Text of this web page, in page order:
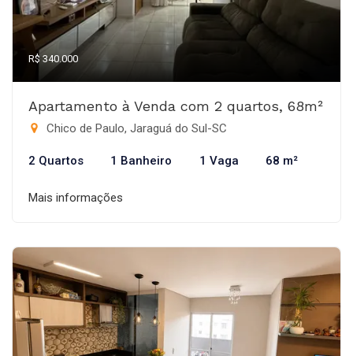
R$ 340.000
Apartamento à Venda com 2 quartos, 68m²
Chico de Paulo, Jaraguá do Sul-SC
2 Quartos 1 Banheiro 1 Vaga 68 m²
Mais informações